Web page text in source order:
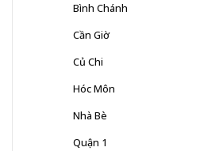
Bình Chánh
Cần Giờ
Củ Chi
Hóc Môn
Nhà Bè
Quận 1